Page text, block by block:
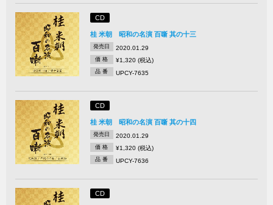
CD
桂 米朝 昭和の名演 百噺 其の十三
発売日 2020.01.29
価 格 ¥1,320 (税込)
品 番 UPCY-7635
CD
桂 米朝 昭和の名演 百噺 其の十四
発売日 2020.01.29
価 格 ¥1,320 (税込)
品 番 UPCY-7636
CD